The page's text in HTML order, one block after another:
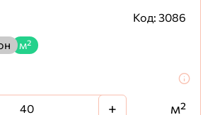
Код: 3086
м²
+ м²